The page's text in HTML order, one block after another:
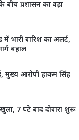
प्रशासन का बड़ा
बारिश का अलर्ट,
बहाल
मुख्य आरोपी हाकम सिंह
7 घंटे बाद दोबारा शुरू